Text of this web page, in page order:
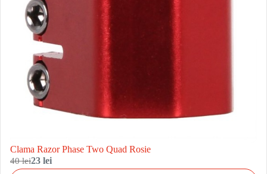
Clama Razor Phase Two Quad Rosie
40 lei23 lei